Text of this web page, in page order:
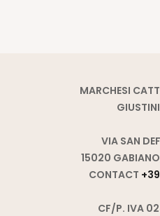
MARCHESI
VIA SAN
15020
CONTACT
CF/P. IVA